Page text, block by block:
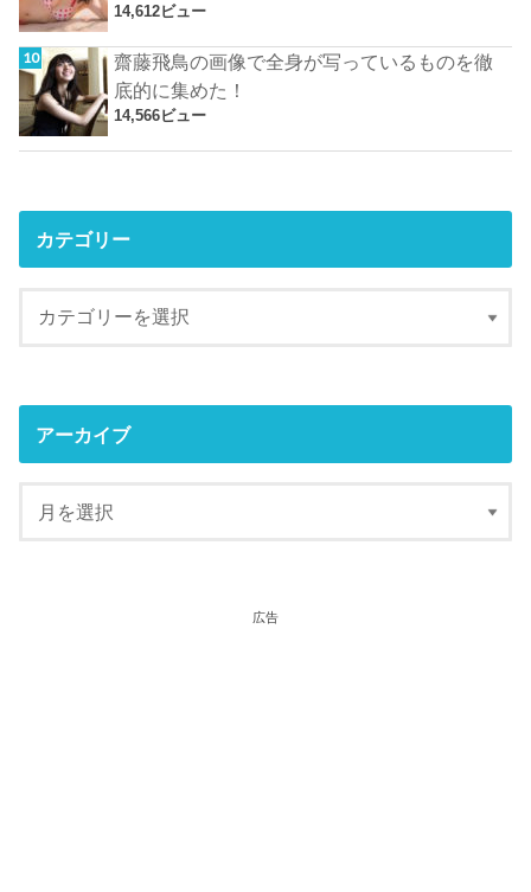
14,612ビュー
齋藤飛鳥の画像で全身が写っているものを徹
底的に集めた！
14,566ビュー
カテゴリー
アーカイブ
広告